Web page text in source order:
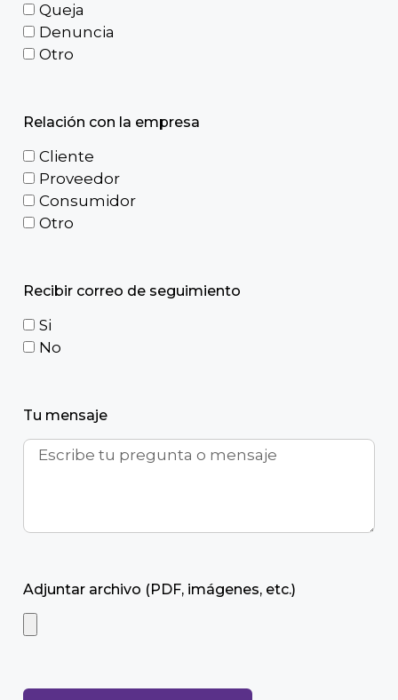
Queja
Denuncia
Otro
Relación con la empresa
Cliente
Proveedor
Consumidor
Otro
Recibir correo de seguimiento
Si
No
Tu mensaje
Adjuntar archivo (PDF, imágenes, etc.)